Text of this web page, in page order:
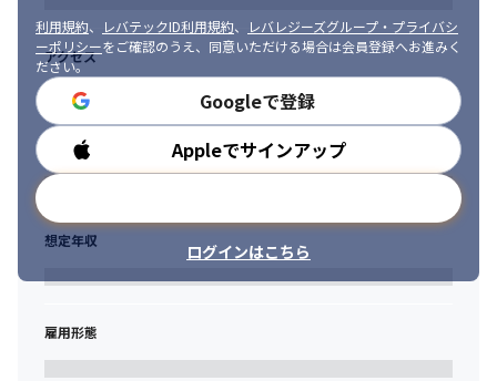
メンバーがサポートしてくれる体制ができています。
利用規約、 レバテックID利用規約、
レバレジーズグループ・プライバシ
ーポリシーをご確認のうえ、同意いただける場合は会員登録へお進みく
ださい。
Googleで登録
Appleでサインアップ
ログインはこちら
アクセス
勤務時間
想定年収
雇用形態